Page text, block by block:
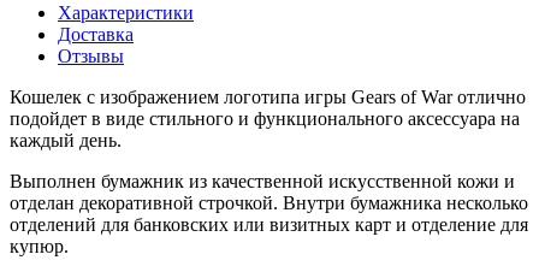
Характеристики
Доставка
Отзывы
Кошелек с изображением логотипа игры Gears of Warотлично
подойдет в виде стильного и функционального аксессуара на
каждый день.
Выполнен бумажник из качественной искусственной кожи и
отделан декоративной строчкой. Внутри бумажника несколько
отделений для банковских или визитных карт и отделение для
купюр.